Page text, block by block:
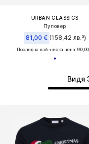
URBAN CLASSICS
Пуловер
81,00 € (158,42 лв.³)
Последна най-ниска цена:
Видя